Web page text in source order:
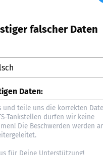
falscher Daten
Daten: